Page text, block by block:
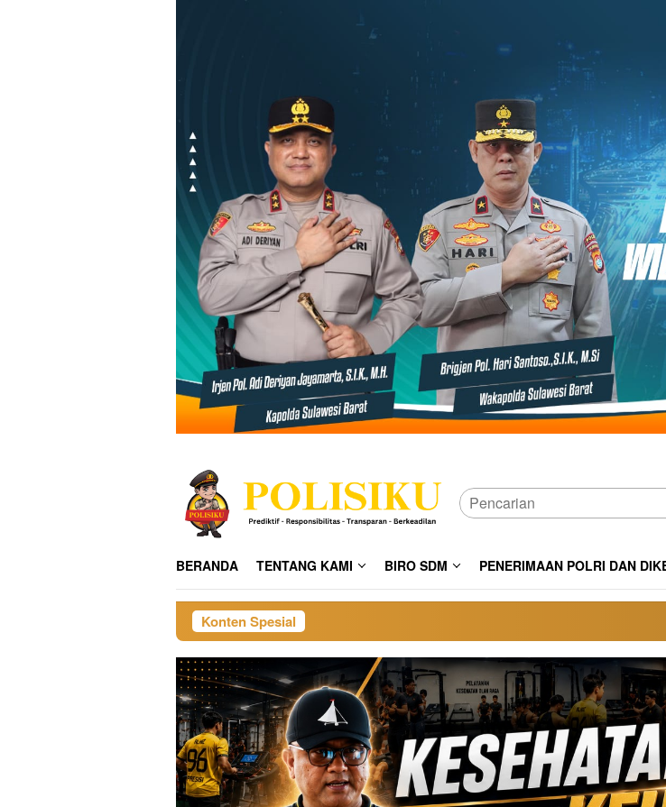
BERANDA TENTANG KAMI BIRO SDM PENERIMAAN POLRI DAN
Konten Spesial